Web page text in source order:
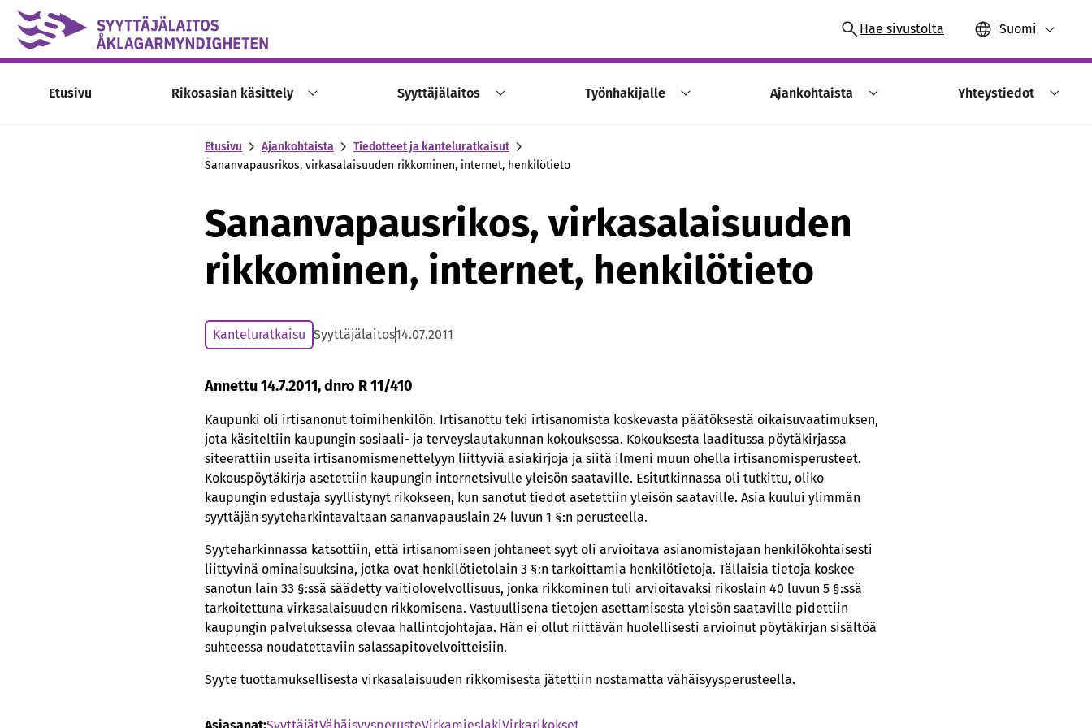
Skip to content -saavutettavuusohje
Hae sivustolta Suomi
Etusivu Rikosasian käsittely Syyttäjälaitos Työnhakijalle Ajankohtaista Yhteystiedot
Etusivu Ajankohtaista
Tiedotteet ja kanteluratkaisut
Sananvapausrikos, virkasalaisuuden rikkominen, internet, henkilötieto
Sananvapausrikos, virkasalaisuuden
rikkominen, internet, henkilötieto
Kanteluratkaisu Syyttäjälaitos14.07.2011
Annettu 14.7.2011, dnro R 11/410
Kaupunki oli irtisanonut toimihenkilön. Irtisanottu teki irtisanomista koskevasta päätöksestä oikaisuvaatimuksen,
jota käsiteltiin kaupungin sosiaali- ja terveyslautakunnan kokouksessa. Kokouksesta laaditussa pöytäkirjassa
siteerattiin useita irtisanomismenettelyyn liittyviä asiakirjoja ja siitä ilmeni muun ohella irtisanomisperusteet.
Kokouspöytäkirja asetettiin kaupungin internetsivulle yleisön saataville. Esitutkinnassa oli tutkittu, oliko
kaupungin edustaja syyllistynyt rikokseen, kun sanotut tiedot asetettiin yleisön saataville. Asia kuului ylimmän
syyttäjän syyteharkintavaltaan sananvapauslain 24 luvun 1 §:n perusteella.
Syyteharkinnassa katsottiin, että irtisanomiseen johtaneet syyt oli arvioitava asianomistajaan henkilökohtaisesti
liittyvinä ominaisuuksina, jotka ovat henkilötietolain 3 §:n tarkoittamia henkilötietoja. Tällaisia tietoja koskee
sanotun lain 33 §:ssä säädetty vaitiolovelvollisuus, jonka rikkominen tuli arvioitavaksi rikoslain 40 luvun 5 §:ssä
tarkoitettuna virkasalaisuuden rikkomisena. Vastuullisena tietojen asettamisesta yleisön saataville pidettiin
kaupungin palveluksessa olevaa hallintojohtajaa. Hän ei ollut riittävän huolellisesti arvioinut pöytäkirjan sisältöä
suhteessa noudatettaviin salassapitovelvoitteisiin.
Syyte tuottamuksellisesta virkasalaisuuden rikkomisesta jätettiin nostamatta vähäisyysperusteella.